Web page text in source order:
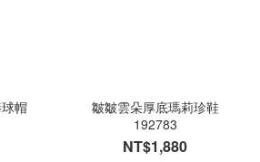
帽
皺皺雲朵厚底瑪莉珍鞋
192783
NT$1,880